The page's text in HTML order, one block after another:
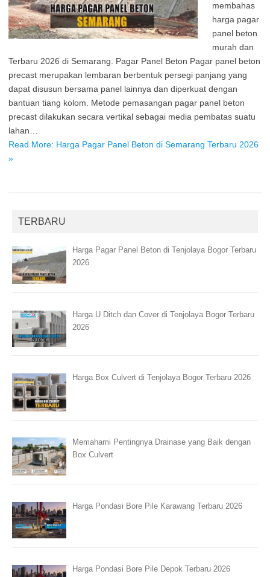
membahas
harga pagar
panel beton
murah dan
Terbaru 2026 di Semarang. Pagar Panel Beton Pagar panel beton
precast merupakan lembaran berbentuk persegi panjang yang
dapat disusun bersama panel lainnya dan diperkuat dengan
bantuan tiang kolom. Metode pemasangan pagar panel beton
precast dilakukan secara vertikal sebagai media pembatas suatu
lahan…
Read More: Harga Pagar Panel Beton di Semarang Terbaru 2026
»
TERBARU
Harga Pagar Panel Beton di Tenjolaya Bogor Terbaru
2026
Harga U Ditch dan Cover di Tenjolaya Bogor Terbaru
2026
Harga Box Culvert di Tenjolaya Bogor Terbaru 2026
Memahami Pentingnya Drainase yang Baik dengan
Box Culvert
Harga Pondasi Bore Pile Karawang Terbaru 2026
Harga Pondasi Bore Pile Depok Terbaru 2026